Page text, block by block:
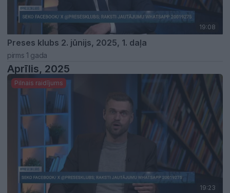
19:08
Preses klubs 2. jūnijs, 2025, 1. daļa
pirms 1 gada
Aprīlis, 2025
Pilnais raidījums
19:23